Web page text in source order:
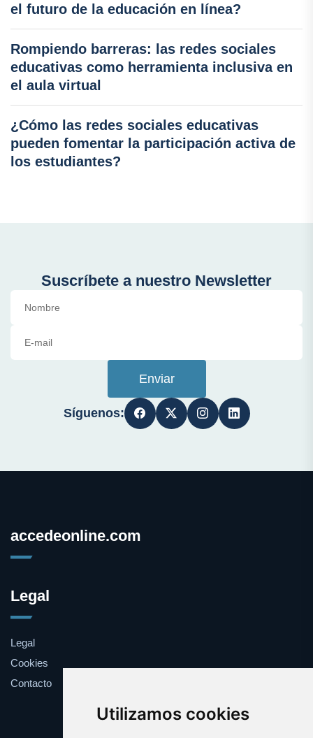
Utilizamos cookies
el futuro de la educación en línea?
Rompiendo barreras: las redes sociales
educativas como herramienta inclusiva en
el aula virtual
¿Cómo las redes sociales educativas
pueden fomentar la participación activa de
los estudiantes?
Suscríbete a nuestro Newsletter
Enviar
Síguenos:
accedeonline.com
Legal
Legal
Cookies
Contacto